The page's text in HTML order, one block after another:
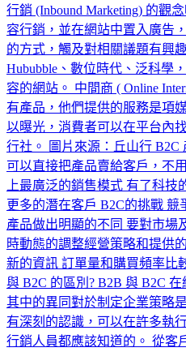
行銷 (Inbound Marketing) 的觀
容行銷，並在網站中置入廣告
的方式，觸及對相關議題有興
Hububble、數位時代、泛科學
容的網站。 中間商 ( Online
有產品，他們提供的服務是項
以曝光，消費者可以在平台內
行社。 圖片來源：丘山行 B2C
可以直接把產品賣給客戶，不
上最廣泛的銷售模式 有了科
更多的潛在客戶 B2C的挑戰
產品做出明顯的不同 要對市場
時動態的調整經營策略和提供
新的資訊 訂單量和購買頻率比
與 B2C 的區別? B2B 與 B2C
其中的異同對於制定企業策略
有深刻的認識，可以在許多執
行銷人員都應該知道的。 從客